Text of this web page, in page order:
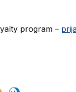
program –